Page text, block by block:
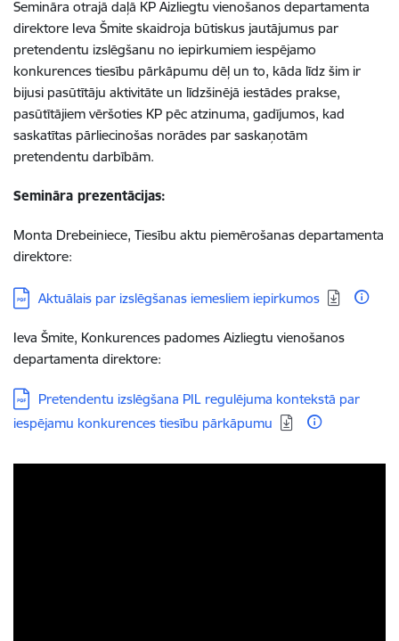
Semināra otrajā daļā KP Aizliegtu vienošanos departamenta
direktore Ieva Šmite skaidroja būtiskus jautājumus par
pretendentu izslēgšanu no iepirkumiem iespējamo
konkurences tiesību pārkāpumu dēļ un to, kāda līdz šim ir
bijusi pasūtītāju aktivitāte un līdzšinējā iestādes prakse,
pasūtītājiem vēršoties KP pēc atzinuma, gadījumos, kad
saskatītas pārliecinošas norādes par saskaņotām
pretendentu darbībām.
Semināra prezentācijas:
Monta Drebeiniece, Tiesību aktu piemērošanas departamenta
direktore:
Lejupielādēt:
Aktuālais par izslēgšanas iemesliem iepirkumos
Ieva Šmite, Konkurences padomes Aizliegtu vienošanos
departamenta direktore:
Lejupielādēt:
Pretendentu izslēgšana PIL regulējuma kontekstā par
iespējamu konkurences tiesību pārkāpumu